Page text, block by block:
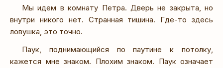
Мы идем в комнату Петра. Дверь не закрыта, но
внутри никого нет. Странная тишина. Где-то здесь
ловушка, это точно.
Паук, поднимающийся по паутине к потолку,
кажется мне знаком. Плохим знаком. Паук означает